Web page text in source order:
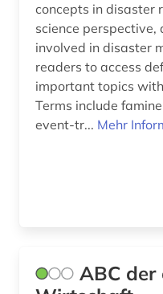
atomkraft (1)
ausbildung (1)
Moldawien (4)
Monaco (2)
Montenegro (2)
Niederlande (6)
Oesterreich (31)
concepts in disaster
science perspective,
involved in disaster
readers to access
important topics
Terms include
event-tr... Mehr
ABC der